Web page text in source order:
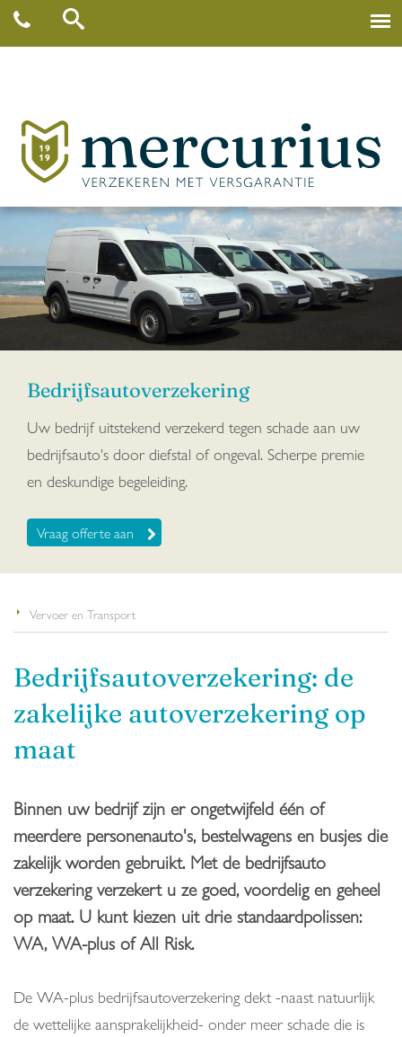
Bedrijfsautoverzekering
Uw bedrijf uitstekend verzekerd tegen schade aan uw
bedrijfsauto's door diefstal of ongeval. Scherpe premie
en deskundige begeleiding.
Vraag offerte aan
Vervoer en Transport
Bedrijfsautoverzekering: de
zakelijke autoverzekering op
maat
Binnen uw bedrijf zijn er ongetwijfeld één of
meerdere personenauto's, bestelwagens en busjes die
zakelijk worden gebruikt. Met de bedrijfsauto
verzekering verzekert u ze goed, voordelig en geheel
op maat. U kunt kiezen uit drie standaardpolissen:
WA, WA-plus of All Risk.
De WA-plus bedrijfsautoverzekering dekt -naast natuurlijk
de wettelijke aansprakelijkheid- onder meer schade die is